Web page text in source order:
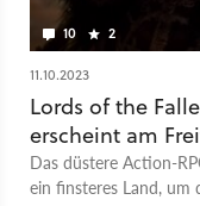
10 2
11.10.2023
Lords of the
erscheint am
Das düstere Action-
ein finsteres Land,